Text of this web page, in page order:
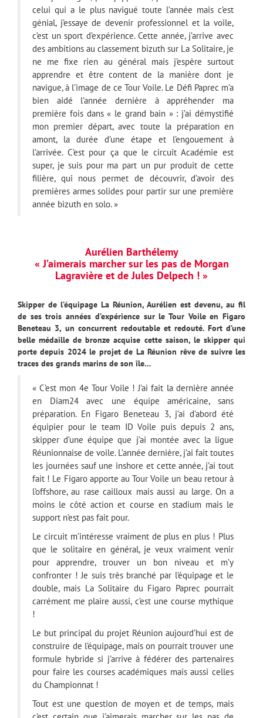
celui qui a le plus navigué toute l’année mais c’est
génial, j’essaye de devenir professionnel et la voile,
c’est un sport d’expérience. Cette année, j’arrive avec
des ambitions au classement bizuth sur La Solitaire, je
ne me fixe rien au général mais j’espère surtout
apprendre et être content de la manière dont je
navigue, à l’image de ce Tour Voile. Le Défi Paprec m’a
bien aidé l’année dernière à appréhender ma
première fois dans « le grand bain » : j’ai démystifié
mon premier départ, avec toute la préparation en
amont, la durée d’une étape et l’engouement à
l’arrivée. C’est pour ça que le circuit Académie est
super, je suis pour ma part un pur produit de cette
filière, qui nous permet de découvrir, d’avoir des
premières armes solides pour partir sur une première
année bizuth en solo. »
Aurélien Barthélemy
« J’aimerais marcher sur les pas de Morgan
Lagravière et de Jules Delpech ! »
Skipper de l’équipage La Réunion, Aurélien est devenu, au fil
de ses trois années d’expérience sur le Tour Voile en Figaro
Beneteau 3, un concurrent redoutable et redouté. Fort d’une
belle médaille de bronze acquise cette saison, le skipper qui
porte depuis 2024 le projet de La Réunion rêve de suivre les
traces des grands marins de son île…
« C’est mon 4e Tour Voile ! J’ai fait la dernière année
en Diam24 avec une équipe américaine, sans
préparation. En Figaro Beneteau 3, j’ai d’abord été
équipier pour le team ID Voile puis depuis 2 ans,
skipper d’une équipe que j’ai montée avec la ligue
Réunionnaise de voile. L’année dernière, j’ai fait toutes
les journées sauf une inshore et cette année, j’ai tout
fait ! Le Figaro apporte au Tour Voile un beau retour à
l’offshore, au rase cailloux mais aussi au large. On a
moins le côté action et course en stadium mais le
support n’est pas fait pour.
Le circuit m’intéresse vraiment de plus en plus ! Plus
que le solitaire en général, je veux vraiment venir
pour apprendre, trouver un bon niveau et m’y
confronter ! Je suis très branché par l’équipage et le
double, mais La Solitaire du Figaro Paprec pourrait
carrément me plaire aussi, c’est une course mythique
!
Le but principal du projet Réunion aujourd’hui est de
construire de l’équipage, mais on pourrait trouver une
formule hybride si j’arrive à fédérer des partenaires
pour faire les courses académiques mais aussi celles
du Championnat !
Tout est une question de moyen et de temps, mais